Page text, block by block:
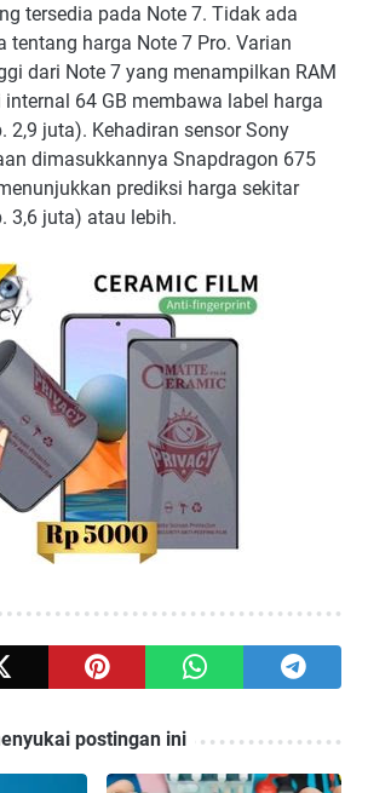
tersedia pada Note 7. Tidak ada
tentang harga Note 7 Pro. Varian
dari Note 7 yang menampilkan RAM
internal 64 GB membawa label harga
2,9 juta). Kehadiran sensor Sony
dimasukkannya Snapdragon 675
prediksi harga sekitar
3,6 juta) atau lebih.
postingan ini